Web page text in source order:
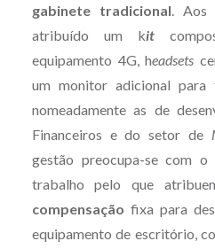
gabinete tradicional. Aos
atribuído um kit
equipamento 4G, headsets
um monitor adicional para
nomeadamente as de
Financeiros e do setor de
gestão preocupa-se com o
trabalho pelo que
compensação fixa para
equipamento de escritório,